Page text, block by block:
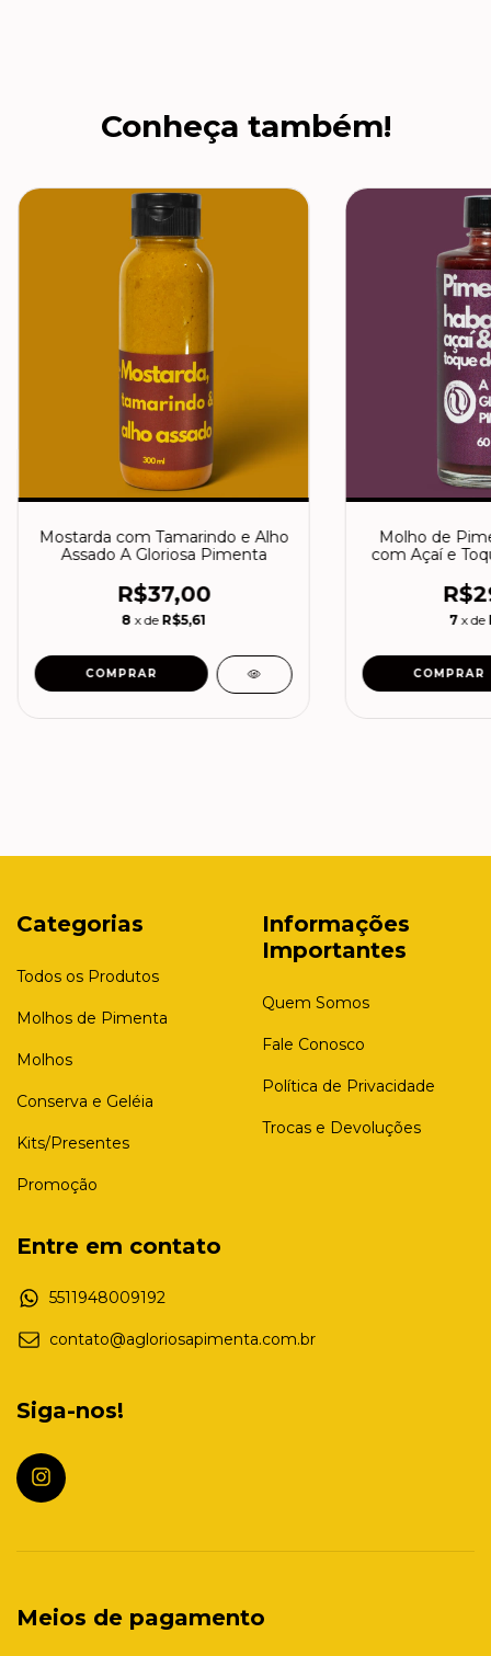
Conheça também!
Mostarda com Tamarindo e Alho
Assado A Gloriosa Pimenta
R$37,00
8 x de R$5,61
Molho de
com Açaí e
7 x de
Categorias
Todos os Produtos
Molhos de Pimenta
Molhos
Conserva e Geléia
Kits/Presentes
Promoção
Informações
Importantes
Quem Somos
Fale Conosco
Política de Privacidade
Trocas e Devoluções
Entre em contato
5511948009192
contato@agloriosapimenta.com.br
Siga-nos!
Meios de pagamento